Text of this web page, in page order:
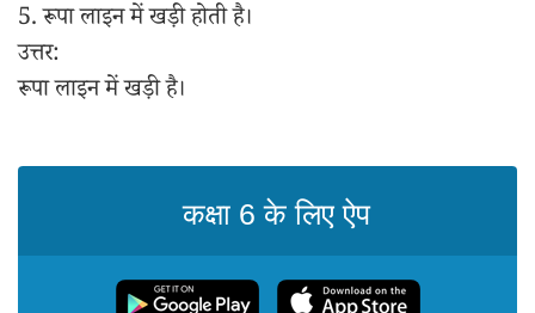
5. रूपा लाइन में खड़ी होती है।
उत्तर:
रूपा लाइन में खड़ी है।
कक्षा 6 के लिए ऐप